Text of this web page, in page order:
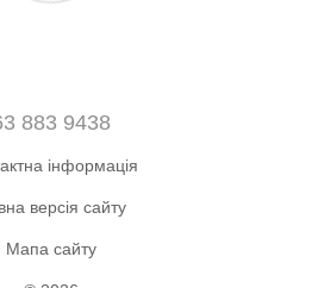
883 9438
інформація
версія сайту
Мапа сайту